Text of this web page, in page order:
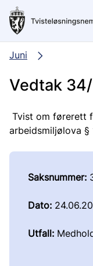
Hopp
hovedinnhold
Juni
Vedtak
Tvist om førerett
arbeidsmiljølova §
Saksnummer:
Dato:
Utfall: